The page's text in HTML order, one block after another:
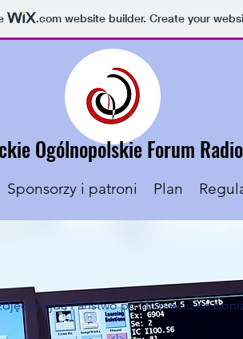
.comwebsite builder. Create your
Sponsorzy i patroni Plan
Ogólnopolskie Forum
znajdą Państwo po kliknięciu na